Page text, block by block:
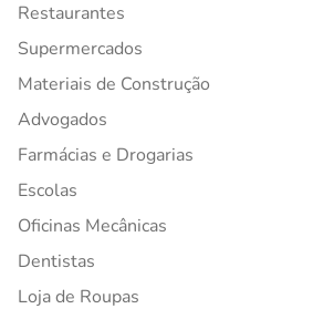
Restaurantes
Supermercados
Materiais de Construção
Advogados
Farmácias e Drogarias
Escolas
Oficinas Mecânicas
Dentistas
Loja de Roupas